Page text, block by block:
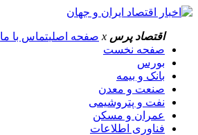
اقتصاد پرس x صفحه اصلیتماس با ما
صفحه نخست
بورس
بانک و بیمه
صنعت و معدن
نفت و پتروشیمی
عمران و مسکن
فناوری اطلاعات